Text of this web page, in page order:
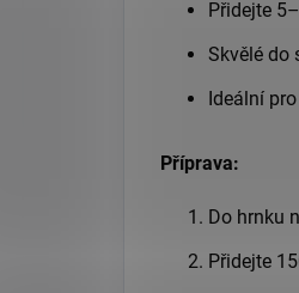
Přidejte
Skvělé do
Ideální
Příprava:
Do hrnku
Přidejte